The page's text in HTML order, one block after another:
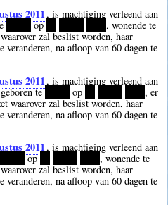
2011, is machtiging verleend aan
op ****, wonende te
zal beslist worden, haar
veranderen, na afloop van 60 dagen te
2011, is machtiging verleend aan
te op
, er
waarover zal beslist worden, haar
veranderen, na afloop van 60 dagen te
2011, is machtiging verleend aan
*****op ****, wonende te
zal beslist worden, haar
veranderen, na afloop van 60 dagen te